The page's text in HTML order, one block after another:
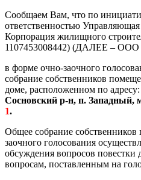
Сообщаем Вам, что по
ответственностью
Корпорация жилищного
1107453008442) (ДАЛЕЕ –
в форме очно-заочного
собрание собственников
доме, расположенном по
Сосновский р-н, п. Западный,
1.
Общее собрание
заочного голосования
обсуждения вопросов
вопросам, поставленным на